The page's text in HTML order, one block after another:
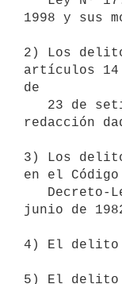
1998 y sus
2) Los
artículos 14
de
redacción
3) Los
en el
junio de
4) El delito
5) El delito